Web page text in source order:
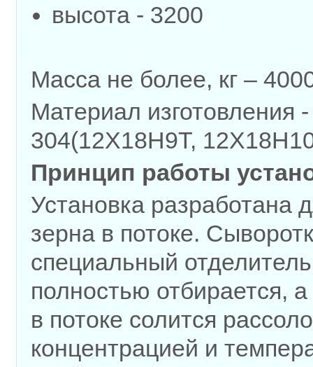
высота - 3200
Масса не более, кг –
Материал
304(12Х18Н9Т,
Принцип работы
Установка разработана
зерна в потоке.
специальный
полностью отбирается, а
в потоке солится
концентрацией и